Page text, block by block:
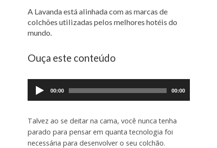
A Lavanda está alinhada com as marcas de
colchões utilizadas pelos melhores hotéis do
mundo.
Ouça este conteúdo
áudio
00:00 00:00
Talvez ao se deitar na cama, você nunca tenha
parado para pensar em quanta tecnologia foi
necessária para desenvolver o seu colchão.